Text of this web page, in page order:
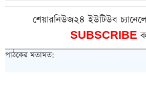
শেয়ারনিউজ২৪ ইউটিউব
SUBSCRIBE
পাঠকের মতামত: